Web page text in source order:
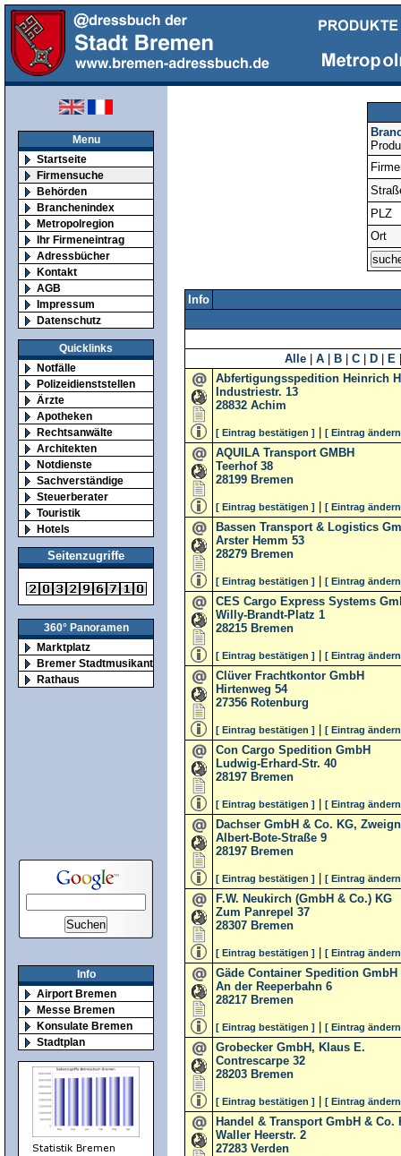
Menu
Startseite
Firmensuche
Behörden
Branchenindex
Metropolregion
Ihr Firmeneintrag
Adressbücher
Kontakt
AGB
Impressum
Datenschutz
Quicklinks
Notfälle
Polizeidienststellen
Ärzte
Apotheken
Rechtsanwälte
Architekten
Notdienste
Sachverständige
Steuerberater
Touristik
Hotels
Seitenzugriffe
360° Panoramen
Marktplatz
Bremer Stadtmusikanten
Rathaus
Info
Airport Bremen
Messe Bremen
Konsulate Bremen
Stadtplan
PLZ
Ort
Info
Alle A B C D E
Abfertigungsspedition Heinrich
Industriestr. 13
28832 Achim
[ Eintrag bestätigen ] [ Eintrag
AQUILA Transport GMBH
Teerhof 38
28199 Bremen
[ Eintrag bestätigen ] [ Eintrag
Bassen Transport & Logistics
Arster Hemm 53
28279 Bremen
[ Eintrag bestätigen ] [ Eintrag
CES Cargo Express Systems
Willy-Brandt-Platz 1
28215 Bremen
[ Eintrag bestätigen ] [ Eintrag
Clüver Frachtkontor GmbH
Hirtenweg 54
27356 Rotenburg
[ Eintrag bestätigen ] [ Eintrag
Con Cargo Spedition GmbH
Ludwig-Erhard-Str. 40
28197 Bremen
[ Eintrag bestätigen ] [ Eintrag
Dachser GmbH & Co. KG,
Albert-Bote-Straße 9
28197 Bremen
[ Eintrag bestätigen ] [ Eintrag
F.W. Neukirch (GmbH & Co.) KG
Zum Panrepel 37
28307 Bremen
[ Eintrag bestätigen ] [ Eintrag
Gäde Container Spedition GmbH
An der Reeperbahn 6
28217 Bremen
[ Eintrag bestätigen ] [ Eintrag
Grobecker GmbH, Klaus E.
Contrescarpe 32
28203 Bremen
[ Eintrag bestätigen ] [ Eintrag
Handel & Transport GmbH &
Waller Heerstr. 2
27283 Verden